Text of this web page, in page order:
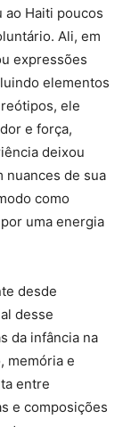
ao Haiti poucos
Ali, em
expressões
elementos
ele
e força,
deixou
nuances de sua
como
uma energia
desde
desse
da infância na
memória e
entre
e composições